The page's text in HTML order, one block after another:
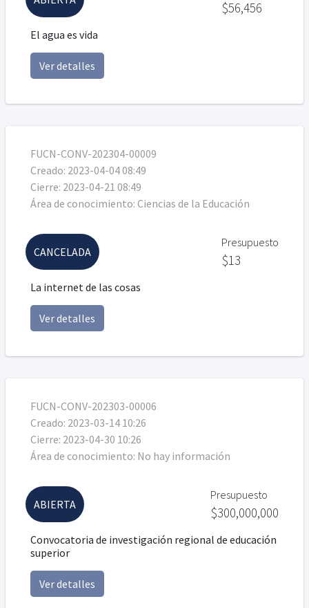
El agua es vida
Ver detalles
$56,456
FUCN-CONV-202304-00009
Creado: 2023-04-04 08:49
Cierre: 2023-04-21 08:49
Área de conocimiento: Ciencias de la Educación
La internet de las cosas
Ver detalles
CANCELADA
Presupuesto
$13
FUCN-CONV-202303-00006
Creado: 2023-03-14 10:26
Cierre: 2023-04-30 10:26
Área de conocimiento: No hay información
Convocatoria de investigación regional de educación
superior
Ver detalles
ABIERTA
Presupuesto
$300,000,000